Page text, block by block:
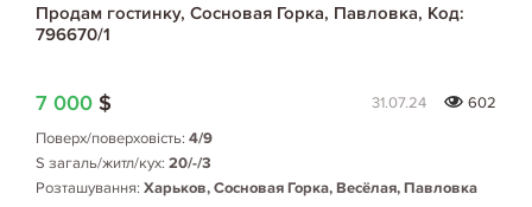
Продам гостинку, Сосновая Горка, Павловка, Код:
796670/1
7 000 $ 31.07.24
602
Поверх/поверховість: 4/9
S загаль/житл/кух: 20/-/3
Розташування: Харьков, Сосновая Горка, Весёлая, Павловка